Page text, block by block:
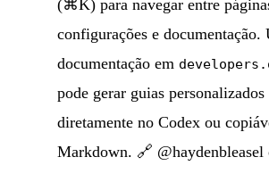
(⌘K) para navegar entre
configurações e documentação.
documentação em
pode gerar guias personalizados
diretamente no Codex ou
Markdown. 🔗